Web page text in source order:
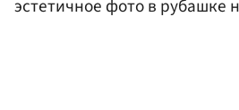
эстетичное фото в рубашке